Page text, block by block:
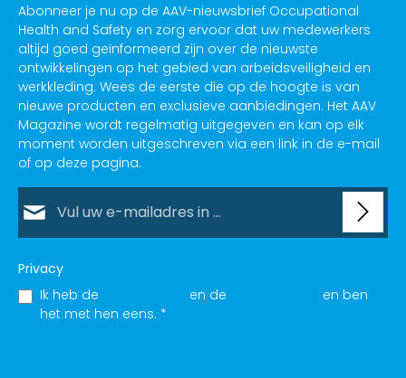
Abonneer je nu op de AAV-nieuwsbrief Occupational
Health and Safety en zorg ervoor dat uw medewerkers
altijd goed geïnformeerd zijn over de nieuwste
ontwikkelingen op het gebied van arbeidsveiligheid en
werkkleding. Wees de eerste die op de hoogte is van
nieuwe producten en exclusieve aanbiedingen. Het AAV
Magazine wordt regelmatig uitgegeven en kan op elk
moment worden uitgeschreven via een link in de e-mail
of op deze pagina.
Privacy
Ik heb de
en de
en ben
het met hen eens. *